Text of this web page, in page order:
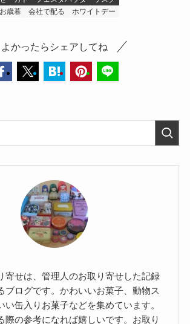
お歳暮 会社で配る ホワイトデー
よかったらシェアしてね
寄せは、管理人のお取り寄せした記録
ブログです。かわいいお菓子、動物ス
い缶入りお菓子などを集めています。
際の参考になれば嬉しいです。お取り